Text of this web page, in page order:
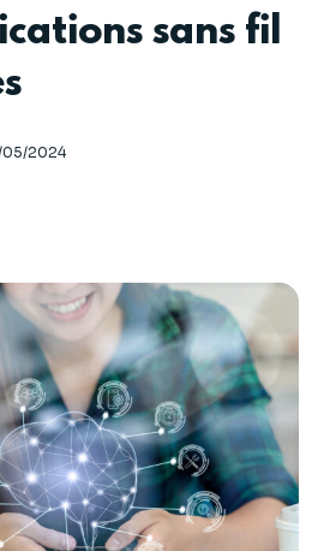
sans fil
05/2024